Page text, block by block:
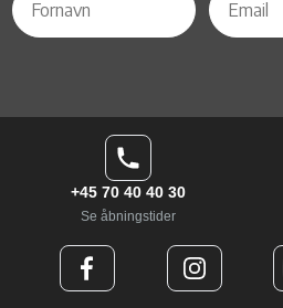
+45 70 40 40 30
Se åbningstider